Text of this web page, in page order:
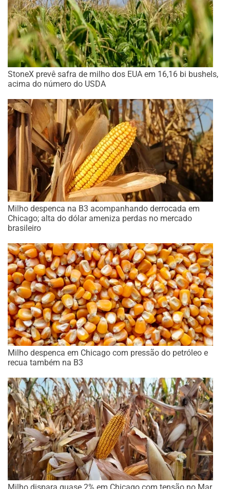
StoneX prevê safra de milho dos EUA em 16,16 bi bushels,
acima do número do USDA
Milho despenca na B3 acompanhando derrocada em
Chicago; alta do dólar ameniza perdas no mercado
brasileiro
Milho despenca em Chicago com pressão do petróleo e
recua também na B3